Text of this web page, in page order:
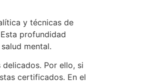
y técnicas de
profundidad
mental.
Por ello, si
certificados. En el